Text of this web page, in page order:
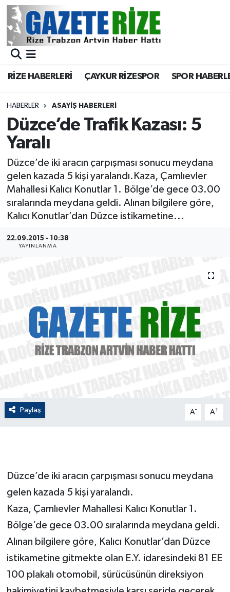
RİZE HABERLERİ ÇAYKUR RİZESPOR SPOR
HABERLER ASAYIŞ HABERLERI
Düzce’de Trafik Kazası: 5
Yaralı
Düzce’de iki aracın çarpışması sonucu meydana
gelen kazada 5 kişi yaralandı.Kaza, Çamlıevler
Mahallesi Kalıcı Konutlar 1. Bölge’de gece 03.00
sıralarında meydana geldi. Alınan bilgilere göre,
Kalıcı Konutlar’dan Düzce istikametine...
22.09.2015 - 10:38
YAYINLANMA
Paylaş A- A+
Düzce’de iki aracın çarpışması sonucu meydana
gelen kazada 5 kişi yaralandı.
Kaza, Çamlıevler Mahallesi Kalıcı Konutlar 1.
Bölge’de gece 03.00 sıralarında meydana geldi.
Alınan bilgilere göre, Kalıcı Konutlar’dan Düzce
istikametine gitmekte olan E.Y. idaresindeki 81 EE
100 plakalı otomobil, sürücüsünün direksiyon
BÖLGEMİZ
Asayiş
Rize Jandarma Komutanlığı
Bilim Teknoloji
Canlı Maç
ÇEVRE
EĞİTİM
EKONOMİ
English News
Finans
GÜNDEM
Güvenlik
HABERDE İNSAN
İNSAN
Merkez Nöbetçi Eczaneler
Merkez Trafik Yoğunluk Haritası
Süper Lig Puan Durumu ve Fikstür
Tüm Manşetler
Son Dakika Haberleri